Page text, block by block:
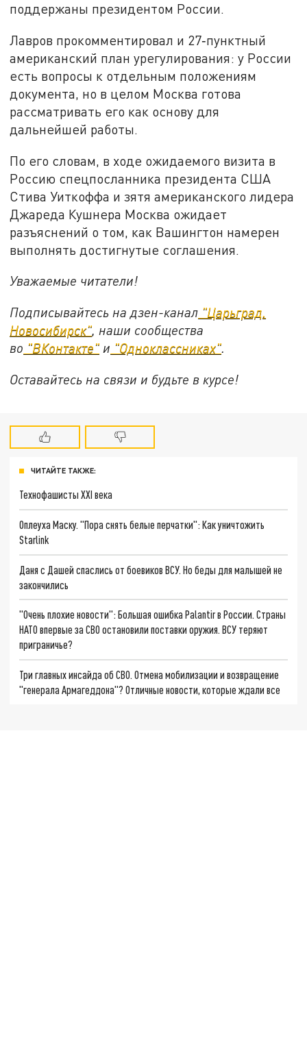
поддержаны президентом России.
Лавров прокомментировал и 27‑пунктный
американский план урегулирования: у России
есть вопросы к отдельным положениям
документа, но в целом Москва готова
рассматривать его как основу для
дальнейшей работы.
По его словам, в ходе ожидаемого визита в
Россию спецпосланника президента США
Стива Уиткоффа и зятя американского лидера
Джареда Кушнера Москва ожидает
разъяснений о том, как Вашингтон намерен
выполнять достигнутые соглашения.
Уважаемые читатели!
Подписывайтесь на дзен-канал "Царьград.
Новосибирск", наши сообщества
во "ВКонтакте" и "Одноклассниках".
Оставайтесь на связи и будьте в курсе!
ЧИТАЙТЕ ТАКЖЕ:
Технофашисты XXI века
Оплеуха Маску. "Пора снять белые перчатки": Как уничтожить
Starlink
Даня с Дашей спаслись от боевиков ВСУ. Но беды для малышей не
закончились
"Очень плохие новости": Большая ошибка Palantir в России. Страны
НАТО впервые за СВО остановили поставки оружия. ВСУ теряют
приграничье?
Три главных инсайда об СВО. Отмена мобилизации и возвращение
"генерала Армагеддона"? Отличные новости, которые ждали все